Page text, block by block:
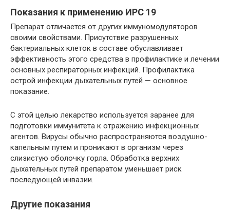
Показания к применению ИРС 19
Препарат отличается от других иммуномодуляторов
своими свойствами. Присутствие разрушенных
бактериальных клеток в составе обуславливает
эффективность этого средства в профилактике и лечении
основных респираторных инфекций. Профилактика
острой инфекции дыхательных путей — основное
показание.
С этой целью лекарство используется заранее для
подготовки иммунитета к отражению инфекционных
агентов. Вирусы обычно распространяются воздушно-
капельным путем и проникают в организм через
слизистую оболочку горла. Обработка верхних
дыхательных путей препаратом уменьшает риск
последующей инвазии.
Другие показания